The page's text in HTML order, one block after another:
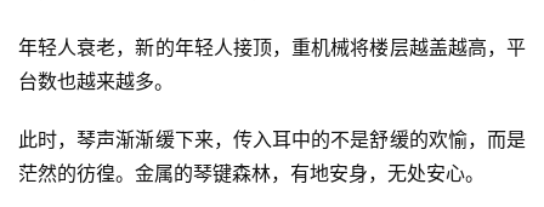
年轻人衰老，新的年轻人接顶，重机械将楼层越盖越高，平
台数也越来越多。
此时，琴声渐渐缓下来，传入耳中的不是舒缓的欢愉，而是
茫然的彷徨。金属的琴键森林，有地安身，无处安心。